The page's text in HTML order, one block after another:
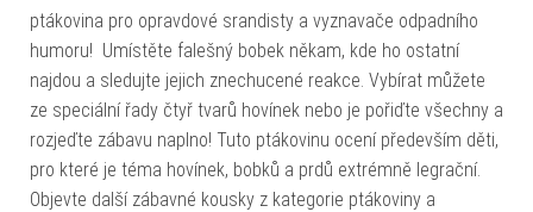
ptákovina pro opravdové srandisty a vyznavače odpadního
humoru! Umístěte falešný bobek někam, kde ho ostatní
najdou a sledujte jejich znechucené reakce. Vybírat můžete
ze speciální řady čtyř tvarů hovínek nebo je pořiďte všechny a
rozjeďte zábavu naplno! Tuto ptákovinu ocení především děti,
pro které je téma hovínek, bobků a prdů extrémně legrační.
Objevte další zábavné kousky z kategorie ptákoviny a